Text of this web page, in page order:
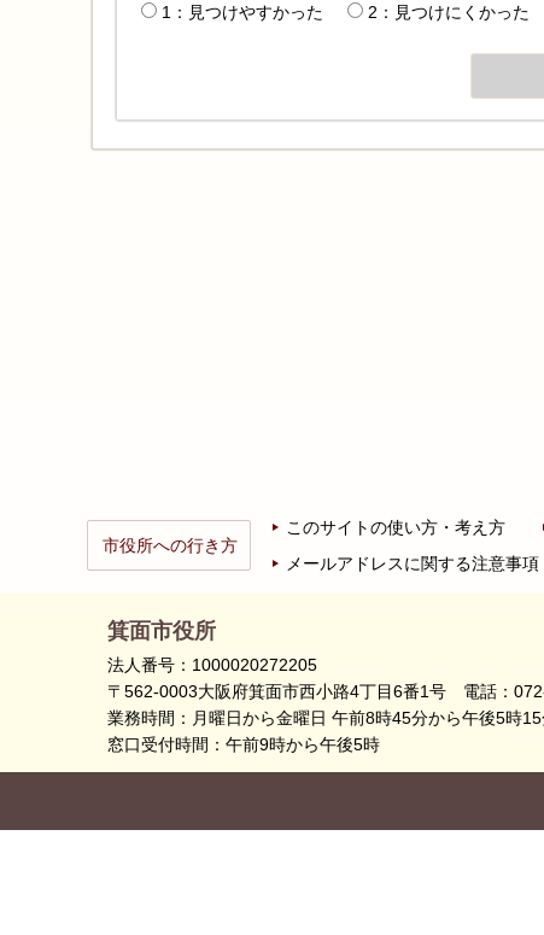
1：見つけやすかった
2：見つけにくかった
市役所への行き方
このサイトの使い方・考え方
メールアドレスに関する注意事項
箕面市役所
法人番号：1000020272205
〒562-0003大阪府箕面市西小路4丁目6番1号 電話：
業務時間：月曜日から金曜日 午前8時45分から午後5時
窓口受付時間：午前9時から午後5時